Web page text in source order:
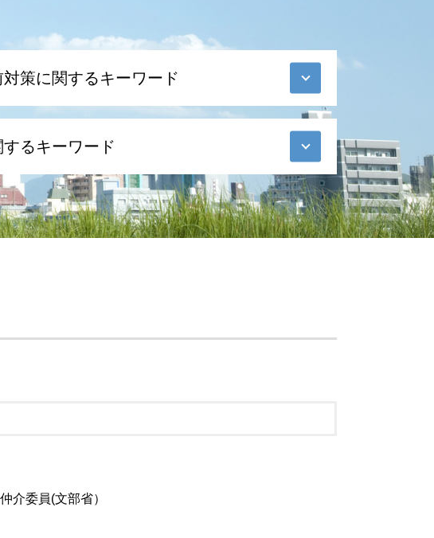
策に関するキーワード
リット
相続
保管制度 メリット
もめる
るキーワード
士 相談 新橋
護士 相談 東京23区
士 相談 全国対応
護士 相談 都内
士 相談 全国対応
士 相談 都内
介委員(文部省）